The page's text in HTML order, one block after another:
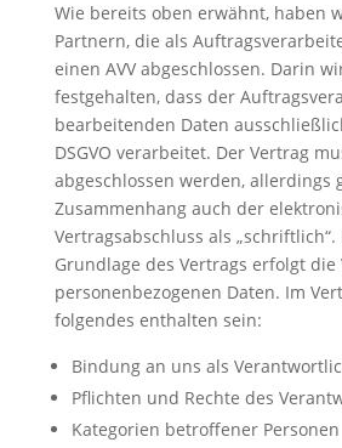
Wie bereits oben erwähnt, haben
Partnern, die als
einen AVV abgeschlossen. Darin
festgehalten, dass der
bearbeitenden Daten
DSGVO verarbeitet. Der Vertrag
abgeschlossen werden, allerdings
Zusammenhang auch der
Vertragsabschluss als
Grundlage des Vertrags erfolgt
personenbezogenen Daten. Im
folgendes enthalten sein:
Bindung an uns als
Pflichten und Rechte des
Kategorien betroffener Personen